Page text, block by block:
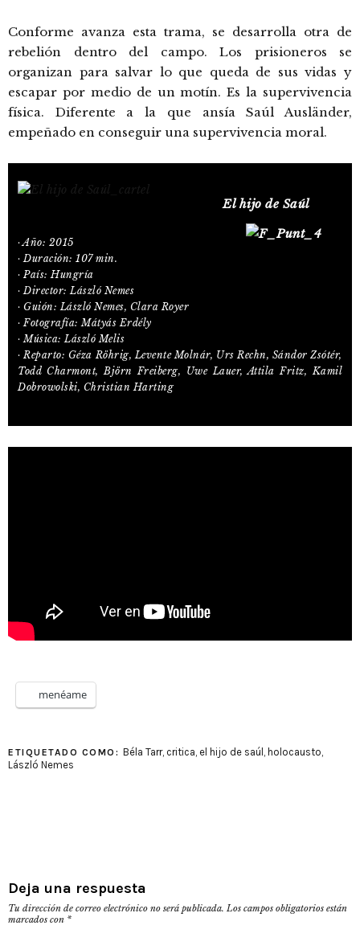
Conforme avanza esta trama, se desarrolla otra de
rebelión dentro del campo. Los prisioneros se
organizan para salvar lo que queda de sus vidas y
escapar por medio de un motín. Es la supervivencia
física. Diferente a la que ansía Saúl Ausländer,
empeñado en conseguir una supervivencia moral.
El hijo de Saúl
· Año: 2015
· Duración: 107 min.
· País: Hungría
· Director: László Nemes
· Guión: László Nemes, Clara Royer
· Fotografía: Mátyás Erdély
· Música: László Melis
· Reparto: Géza Röhrig, Levente Molnár, Urs Rechn, Sándor Zsótér,
Todd Charmont, Björn Freiberg, Uwe Lauer, Attila Fritz, Kamil
Dobrowolski, Christian Harting
menéame
ETIQUETADO COMO: Béla Tarr, critica, el hijo de saúl , holocausto,
László Nemes
Deja una respuesta
Tu dirección de correo electrónico no será publicada. Los campos obligatorios están
marcados con *